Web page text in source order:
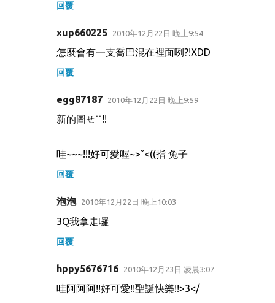
回覆
xup660225 2010年12月22日 晚上9:54
怎麼會有一支喬巴混在裡面咧?!XDD
回覆
egg87187 2010年12月22日 晚上9:59
新的圖ㄝ˙˙!!
哇~~~!!!好可愛喔~>ˇ<((指 兔子
回覆
泡泡 2010年12月22日 晚上10:03
3Q我拿走囉
回覆
hppy5676716 2010年12月23日 凌晨3:07
哇阿阿阿!!好可愛!!聖誕快樂!!>3</